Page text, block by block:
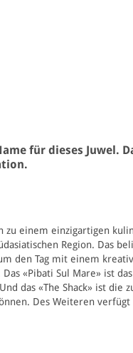
für dieses Juwel.
einem einzigartigen
Region. Das
den Tag mit einem
«Pibati Sul Mare» ist
das «The Shack» ist die
Des Weiteren